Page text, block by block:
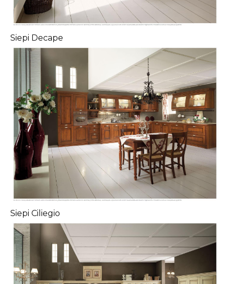
Siepi Decape
Siepi Ciliegio